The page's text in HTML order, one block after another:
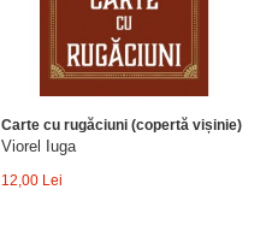
Carte cu rugăciuni (copertă vișinie)
Viorel Iuga
12,00 Lei